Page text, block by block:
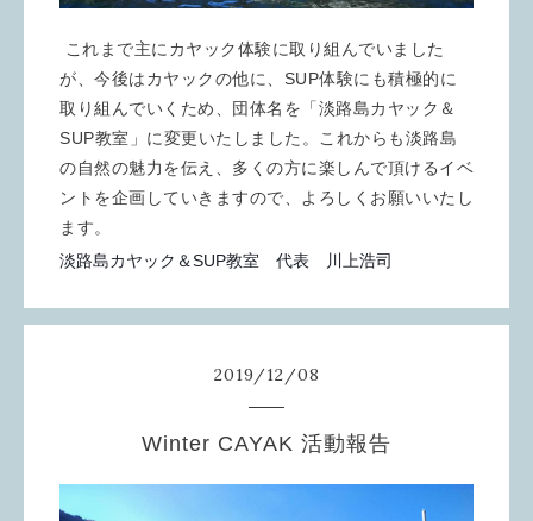
これまで主にカヤック体験に取り組んでいました
が、今後はカヤックの他に、SUP体験にも積極的に
取り組んでいくため、団体名を「淡路島カヤック＆
SUP教室」に変更いたしました。これからも淡路島
の自然の魅力を伝え、多くの方に楽しんで頂けるイベ
ントを企画していきますので、よろしくお願いいたし
ます。
淡路島カヤック＆SUP教室 代表 川上浩司
2019/12/08
Winter CAYAK 活動報告